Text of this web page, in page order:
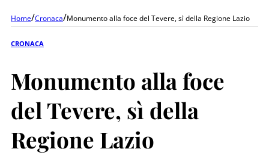
Home/Cronaca/Monumento alla foce del Tevere, sì della Regione Lazio
CRONACA
Monumento alla foce
del Tevere, sì della
Regione Lazio